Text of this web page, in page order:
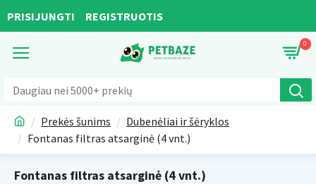
PRISIJUNGTI REGISTRUOTIS
0
Prekės šunims
Dubenėliai ir šėryklos
Fontanas filtras atsarginė (4 vnt.)
Fontanas filtras atsarginė (4 vnt.)